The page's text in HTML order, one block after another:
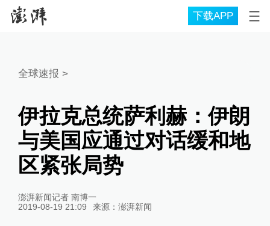
下载APP
全球速报 >
伊拉克总统萨利赫：伊朗
与美国应通过对话缓和地
区紧张局势
澎湃新闻记者 南博一
2019-08-19 21:09
来源： 澎湃新闻